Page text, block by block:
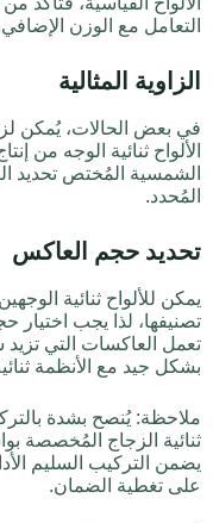
التعامل مع الوزن
الزاوية المثالية
في بعض الحالات، يُمكن
الألواح ثنائية الوجه من
الشمسية المُختص تحديد
المُحدد.
تحديد حجم العاكس
يمكن للألواح ثنائية
تصنيفها، لذا يجب
بشكل جيد مع الأنظمة
ملاحظة: يُنصح بشدة
ثنائية الزجاج المُخصصة
يضمن التركيب السليم
على تغطية الضمان.